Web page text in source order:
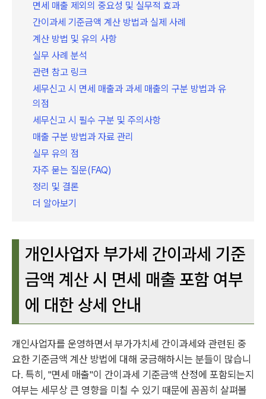
면세 매출 제외의 중요성 및 실무적 효과
간이과세 기준금액 계산 방법과 실제 사례
계산 방법 및 유의 사항
실무 사례 분석
관련 참고 링크
세무신고 시 면세 매출과 과세 매출의 구분 방법과 유
의점
세무신고 시 필수 구분 및 주의사항
매출 구분 방법과 자료 관리
실무 유의 점
자주 묻는 질문(FAQ)
정리 및 결론
더 알아보기
개인사업자 부가세 간이과세 기준
금액 계산 시 면세 매출 포함 여부
에 대한 상세 안내
개인사업자를 운영하면서 부가가치세 간이과세와 관련된 중
요한 기준금액 계산 방법에 대해 궁금해하시는 분들이 많습니
다. 특히, "면세 매출"이 간이과세 기준금액 산정에 포함되는지
여부는 세무상 큰 영향을 미칠 수 있기 때문에 꼼꼼히 살펴볼